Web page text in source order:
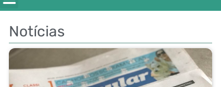
Notícias